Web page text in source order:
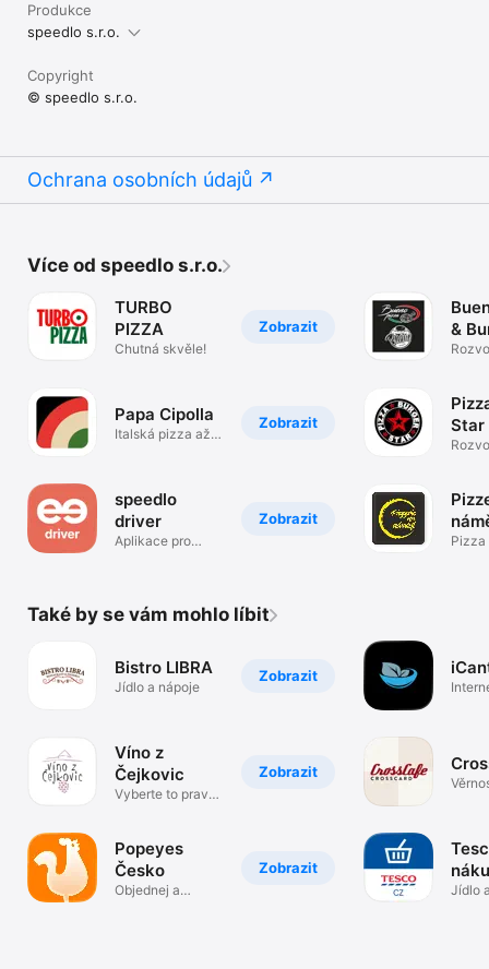
Produkce
speedlo s.r.o.
Copyright
© speedlo s.r.o.
Ochrana osobních údajů
Více od speedlo s.r.o.
Zobrazit
TURBO
PIZZA
Chutná skvěle!
Zobrazit
Papa Cipolla
Italská pizza až k
Zobrazit
speedlo
driver
Aplikace pro
&
Star
Pizza
Také by se vám mohlo líbit
Zobrazit
Bistro LIBRA
Jídlo a nápoje
Zobrazit
Víno z
Čejkovic
Vyberte to pravé
Zobrazit
Popeyes
Česko
Objednej a
Jídlo